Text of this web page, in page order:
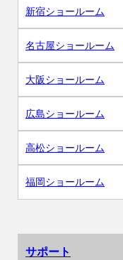
新宿ショールーム
名古屋ショールーム
大阪ショールーム
広島ショールーム
高松ショールーム
福岡ショールーム
サポート